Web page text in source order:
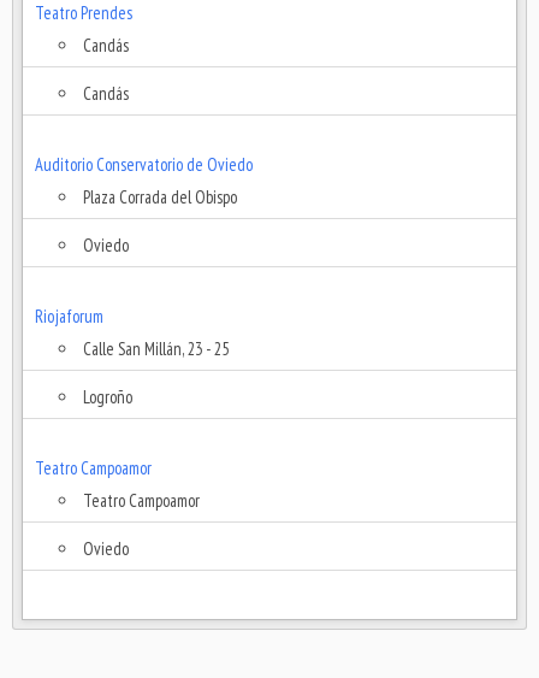
Teatro Prendes
Candás
Candás
Auditorio Conservatorio de Oviedo
Plaza Corrada del Obispo
Oviedo
Riojaforum
Calle San Millán, 23 - 25
Logroño
Teatro Campoamor
Teatro Campoamor
Oviedo